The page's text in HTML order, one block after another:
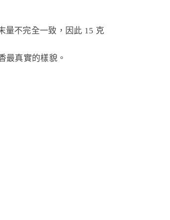
量不完全一致，因此 15 克
最真實的樣貌。